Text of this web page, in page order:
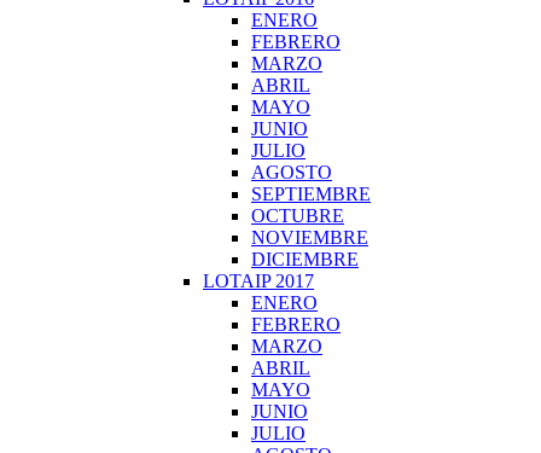
ENERO
FEBRERO
MARZO
ABRIL
MAYO
JUNIO
JULIO
AGOSTO
SEPTIEMBRE
OCTUBRE
NOVIEMBRE
DICIEMBRE
LOTAIP 2017
ENERO
FEBRERO
MARZO
ABRIL
MAYO
JUNIO
JULIO